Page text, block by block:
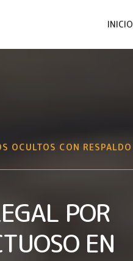
INICIO
OCULTOS CON RESPALDO
POR
EN